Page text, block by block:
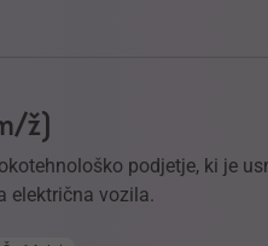
ž)
podjetje, ki je
električna vozila.